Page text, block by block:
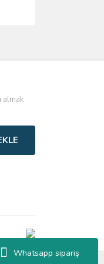
Whatsapp sipariş
almak